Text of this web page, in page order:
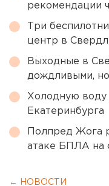
рекомендации
Три
центр в
Выходные в
дождливыми,
Холодную
Екатеринбурга
Полпред Жога
атаке БПЛА на
← НОВОСТИ